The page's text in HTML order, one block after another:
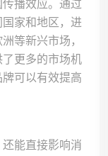
播效应。通过
家和地区，进
等新兴市场，
更多的市场机
可以有效提高
能直接影响消